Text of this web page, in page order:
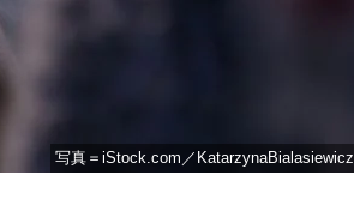
写真＝iStock.com／KatarzynaBialasiewicz